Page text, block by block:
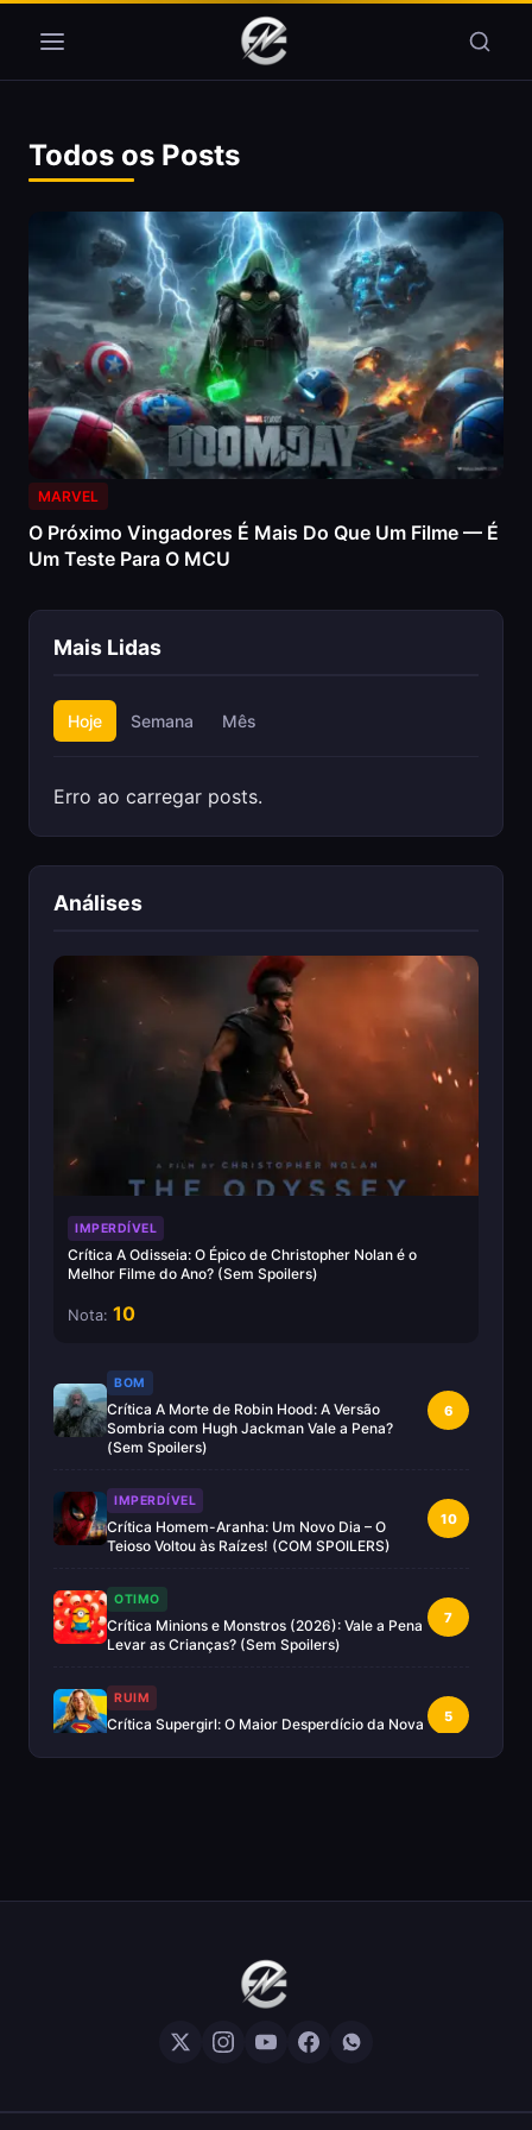
Todos os Posts
MARVEL
O Próximo Vingadores É Mais Do Que Um Filme — É
Um Teste Para O MCU
Mais Lidas
Hoje Semana Mês
Erro ao carregar posts.
Análises
IMPERDÍVEL
Crítica A Odisseia: O Épico de Christopher Nolan é o
Melhor Filme do Ano? (Sem Spoilers)
Nota: 10
BOM
Crítica A Morte de Robin Hood: A Versão
Sombria com Hugh Jackman Vale a Pena?
(Sem Spoilers)
6
IMPERDÍVEL
Crítica Homem-Aranha: Um Novo Dia – O
Teioso Voltou às Raízes! (COM SPOILERS)
10
OTIMO
Crítica Minions e Monstros (2026): Vale a Pena
Levar as Crianças? (Sem Spoilers)
7
RUIM
Crítica Supergirl: O Maior Desperdício da Nova
5
Crítica O Mandaloriano e Grogu: A Aventura
Perfeita de Star Wars? — Sem Spoilers
RUIM